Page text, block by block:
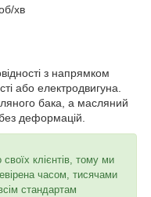
хв
з напрямком
або електродвигуна.
бака, а масляний
деформацій.
своїх клієнтів, тому ми
часом, тисячами
стандартам